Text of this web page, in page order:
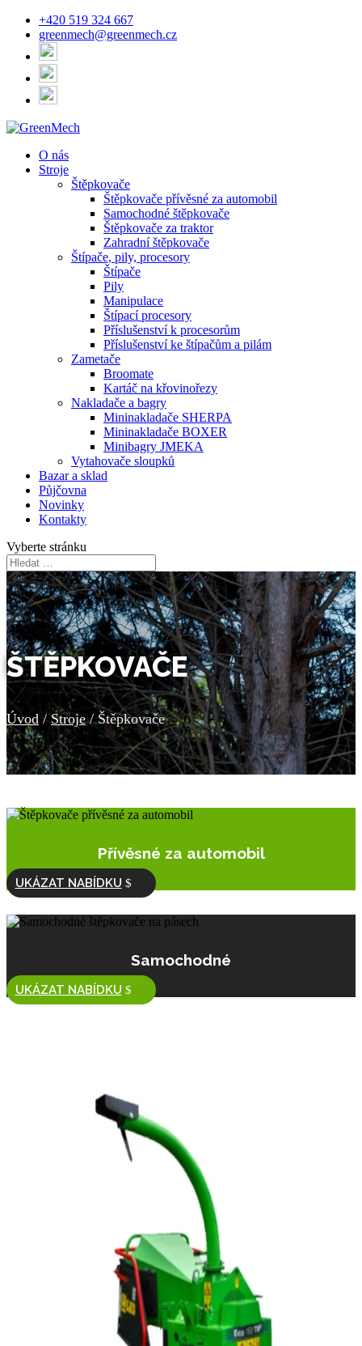
+420 519 324 667
greenmech@greenmech.cz
O nás
Stroje
Štěpkovače
Štěpkovače přívěsné za automobil
Samochodné štěpkovače
Štěpkovače za traktor
Zahradní štěpkovače
Štípače, pily, procesory
Štípače
Pily
Manipulace
Štípací procesory
Příslušenství k procesorům
Příslušenství ke štípačům a pilám
Zametače
Broomate
Kartáč na křovinořezy
Nakladače a bagry
Mininakladače SHERPA
Mininakladače BOXER
Minibagry JMEKA
Vytahovače sloupků
Bazar a sklad
Půjčovna
Novinky
Kontakty
Vyberte stránku
ŠTĚPKOVAČE
Úvod /Stroje/ Štěpkovače
Přívěsné za automobil
UKÁZAT NABÍDKU
Samochodné
UKÁZAT NABÍDKU